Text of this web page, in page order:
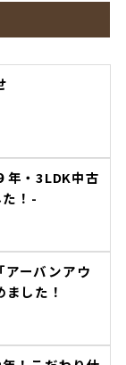
年・3LDK中古
！-
アーバンアウ
した！